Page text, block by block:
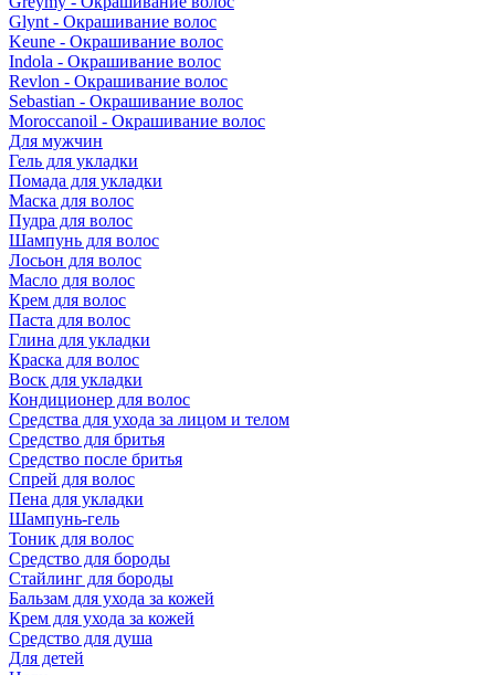
Glynt - Окрашивание волос
Keune - Окрашивание волос
Indola - Окрашивание волос
Revlon - Окрашивание волос
Sebastian - Окрашивание волос
Moroccanoil - Окрашивание волос
Для мужчин
Гель для укладки
Помада для укладки
Маска для волос
Пудра для волос
Шампунь для волос
Лосьон для волос
Масло для волос
Крем для волос
Паста для волос
Глина для укладки
Краска для волос
Воск для укладки
Кондиционер для волос
Средства для ухода за лицом и телом
Средство для бритья
Средство после бритья
Спрей для волос
Пена для укладки
Шампунь-гель
Тоник для волос
Средство для бороды
Стайлинг для бороды
Бальзам для ухода за кожей
Крем для ухода за кожей
Средство для душа
Для детей